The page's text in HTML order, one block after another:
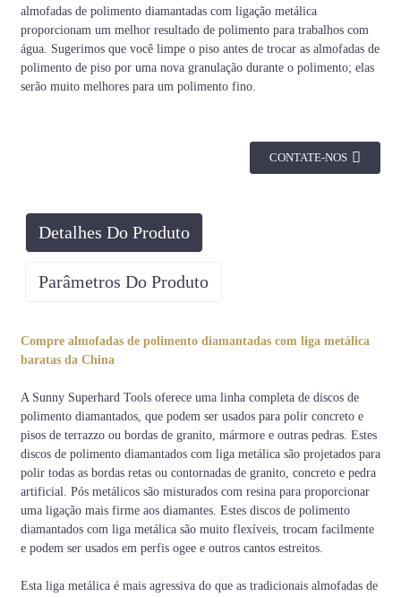
almofadas de polimento diamantadas com ligação metálica
proporcionam um melhor resultado de polimento para trabalhos com
água. Sugerimos que você limpe o piso antes de trocar as almofadas de
polimento de piso por uma nova granulação durante o polimento; elas
serão muito melhores para um polimento fino.
CONTATE-NOS
Detalhes Do Produto
Parâmetros Do Produto
Compre almofadas de polimento diamantadas com liga metálica
baratas da China
A Sunny Superhard Tools oferece uma linha completa de discos de
polimento diamantados, que podem ser usados ​​para polir concreto e
pisos de terrazzo ou bordas de granito, mármore e outras pedras. Estes
discos de polimento diamantados com liga metálica são projetados para
polir todas as bordas retas ou contornadas de granito, concreto e pedra
artificial. Pós metálicos são misturados com resina para proporcionar
uma ligação mais firme aos diamantes. Estes discos de polimento
diamantados com liga metálica são muito flexíveis, trocam facilmente
e podem ser usados ​​em perfis ogee e outros cantos estreitos.
Esta liga metálica é mais agressiva do que as tradicionais almofadas de
3"
Fecho de velcro